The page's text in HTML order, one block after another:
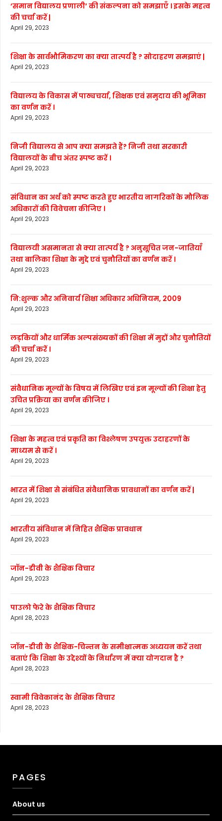
‘समान विद्यालय प्रणाली’ की संकल्पना को समझाएँ । इसके महत्व
की चर्चा करें |
April 29, 2023
शिक्षा के सार्वभौमिकरण का क्या तात्पर्य है ? सोदाहरण समझाएं |
April 29, 2023
विद्यालय के विकास में पाठ्यचर्या, शिक्षक एवं समुदाय की भूमिका
का वर्णन करें ।
April 29, 2023
निजी विद्यालय से आप क्या समझते हैं? निजी तथा सरकारी
विद्यालयों के बीच अंतर स्पष्ट करें ।
April 29, 2023
संविधान का अर्थ को स्पष्ट करते हुए भारतीय नागरिकों के मौलिक
अधिकारों की विवेचना कीजिए ।
April 29, 2023
विद्यालयी असमानता से क्या तात्पर्य है ? अनुसूचित जन-जातियाँ
तथा बालिका शिक्षा के मुद्दे एवं चुनौतियों का वर्णन करें ।
April 29, 2023
नि:शुल्क और अनिवार्य शिक्षा अधिकार अधिनियम, 2009
April 29, 2023
लड़कियों और धार्मिक अल्पसंख्यकों की शिक्षा में मुद्दों और चुनौतियों
की चर्चा करें ।
April 29, 2023
संवैधानिक मूल्यों के विषय में लिखिए एवं इन मूल्यों की शिक्षा हेतु
उचित प्रक्रिया का वर्णन कीजिए ।
April 29, 2023
शिक्षा के महत्व एवं प्रकृति का विश्लेषण उपयुक्त उदाहरणों के
माध्यम से करें ।
April 29, 2023
भारत में शिक्षा से संबंधित संवैधानिक प्रावधानों का वर्णन करें |
April 29, 2023
भारतीय संविधान में निहित शैक्षिक प्रावधान
April 29, 2023
जॉन-डीवी के शैक्षिक विचार
April 29, 2023
पाउलो फेरे के शैक्षिक विचार
April 28, 2023
जॉन-डीवी के शैक्षिक-चिन्तन के समीक्षात्मक अध्ययन करें तथा
बताएं कि शिक्षा के उद्देश्यों के निर्धारण में क्या योगदान है ?
April 28, 2023
स्वामी विवेकानंद के शैक्षिक विचार
April 28, 2023
PAGES
About us